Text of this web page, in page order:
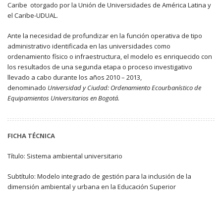
Caribe otorgado por la Unión de Universidades de América Latina y
el Caribe-UDUAL.
Ante la necesidad de profundizar en la función operativa de tipo
administrativo identificada en las universidades como
ordenamiento físico o infraestructura, el modelo es enriquecido con
los resultados de una segunda etapa o proceso investigativo
llevado a cabo durante los años 2010 – 2013,
denominado Universidad y Ciudad: Ordenamiento Ecourbanístico de
Equipamientos Universitarios en Bogotá.
FICHA TÉCNICA
Título: Sistema ambiental universitario
Subtítulo: Modelo integrado de gestión para la inclusión de la
dimensión ambiental y urbana en la Educación Superior